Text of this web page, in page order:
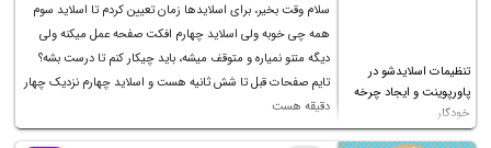
تنظیمات اسلایدشو در
پاورپوینت و ایجاد چرخه
خودکار
سلام وقت بخیر، برای اسلایدها زمان تعیین کردم تا اسلاید سوم
همه چی خوبه ولی اسلاید چهارم افکت صفحه عمل میکنه ولی
دیگه متنو نمیاره و متوقف میشه، باید چیکار کنم تا درست بشه؟
تایم صفحات قبل تا شش ثانیه هست و اسلاید چهارم نزدیک چهار
دقیقه هست